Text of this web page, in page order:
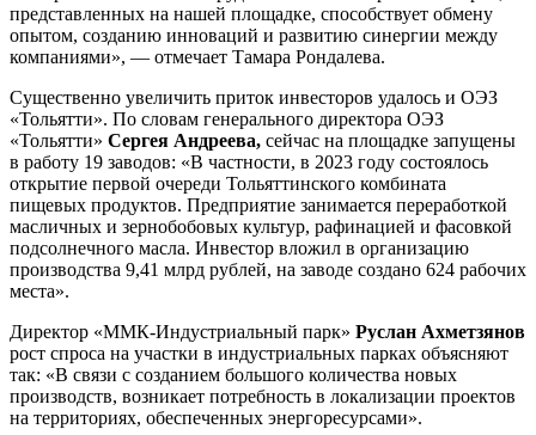
представленных на нашей площадке, способствует обмену
опытом, созданию инноваций и развитию синергии между
компаниями», — отмечает Тамара Рондалева.
Существенно увеличить приток инвесторов удалось и ОЭЗ
«Тольятти». По словам генерального директора ОЭЗ
«Тольятти» Сергея Андреева, сейчас на площадке запущены
в работу 19 заводов: «В частности, в 2023 году состоялось
открытие первой очереди Тольяттинского комбината
пищевых продуктов. Предприятие занимается переработкой
масличных и зернобобовых культур, рафинацией и фасовкой
подсолнечного масла. Инвестор вложил в организацию
производства 9,41 млрд рублей, на заводе создано 624 рабочих
места».
Директор «ММК-Индустриальный парк» Руслан Ахметзянов
рост спроса на участки в индустриальных парках объясняют
так: «В связи с созданием большого количества новых
производств, возникает потребность в локализации проектов
на территориях, обеспеченных энергоресурсами».